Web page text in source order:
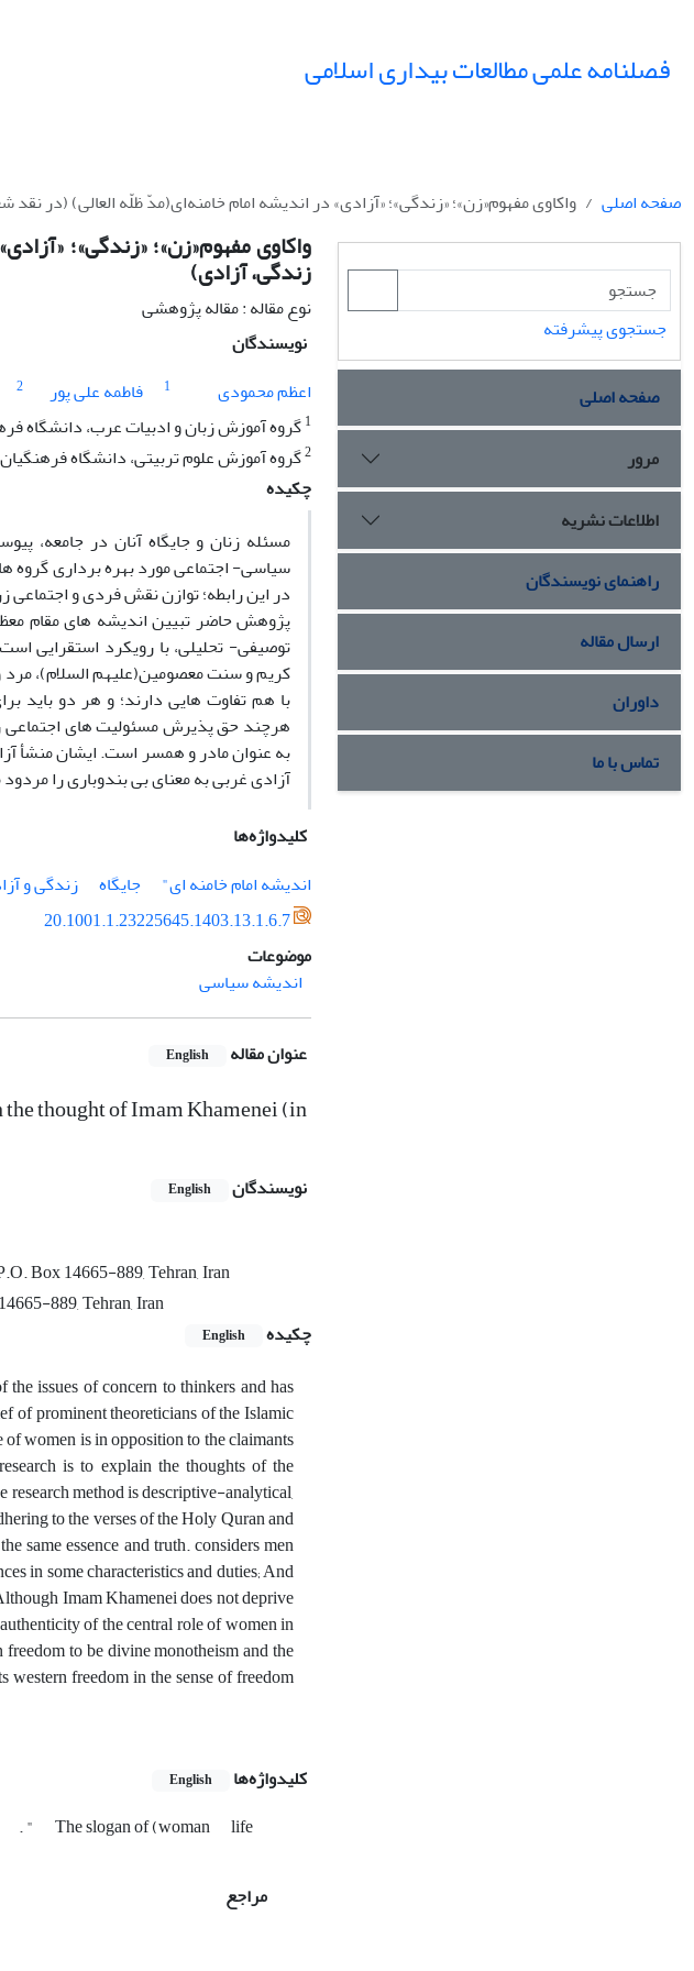
فصلنامه علمی مطالعات بیداری اسلامی
صفحه اصلی واکاوی مفهوم«زن»؛ «زندگی»؛ «آزادی» در اندیشه‌ امام خامنه‌ای(مدّ ظلّه العالی) (در نقد
واکاوی مفهوم«زن»؛ «زندگی»؛
زندگی، آزادی)
نوع مقاله : مقاله پژوهشی
نویسندگان
اعظم محمودی
1 فاطمه علی پور
2
1گروه آموزش زبان و ادبیات عرب، دانشگاه فرهنگیان،
2گروه آموزش علوم تربیتی، دانشگاه فرهنگیان، صندوق
چکیده
مسئله زنان و جایگاه آنان در جامعه،
سیاسی- اجتماعی مورد بهره برداری گروه
در این رابطه؛ توازن نقش فردی و
پژوهش حاضر تبیین اندیشه های مقام
توصیفی- تحلیلی، با رویکرد استقرایی
کریم و سنت معصومین(علیهم السلام)،
با هم تفاوت هایی دارند؛ و هر دو باید
هرچند حق پذیرش مسئولیت های اجتماعی
به عنوان مادر و همسر است. ایشان منشأ
آزادی غربی به معنای بی بندوباری را
کلیدواژه‌ها
اندیشه امام خامنه ای"
جایگاه زندگی و
20.1001.1.23225645.1403.13.1.6.7
موضوعات
اندیشه سیاسی
عنوان مقاله English
thought of Imam Khamenei (in
نویسندگان English
Box 14665-889, Tehran, Iran
889, Tehran, Iran
چکیده
English
issues of concern to thinkers and has
of prominent theoreticians of the Islamic
women is in opposition to the claimants
is to explain the thoughts of the
research method is descriptive-analytical,
to the verses of the Holy Quran and
same essence and truth. considers men
in some characteristics and duties; And
Imam Khamenei does not deprive
of the central role of women in
to be divine monotheism and the
freedom in the sense of freedom
کلیدواژه‌ها English
. " The slogan of (woman
life
مراجع
جستجوی پیشرفته
صفحه اصلی
مرور
اطلاعات نشریه
راهنمای نویسندگان
ارسال مقاله
داوران
تماس با ما